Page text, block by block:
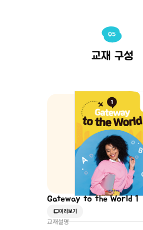
05
교재 구성
Gateway to the World 1
미리보기
교재설명